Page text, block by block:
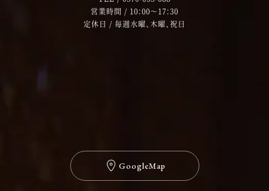
営業時間 / 10：00～17：30
定休日 / 毎週水曜、木曜、祝日
GoogleMap